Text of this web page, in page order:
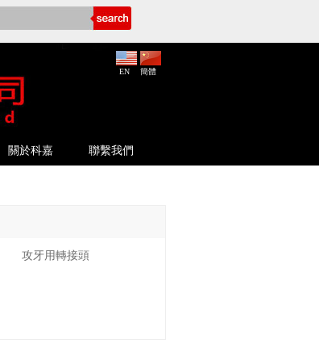
簡體
EN
關於科嘉 聯繫我們
攻牙用轉接頭